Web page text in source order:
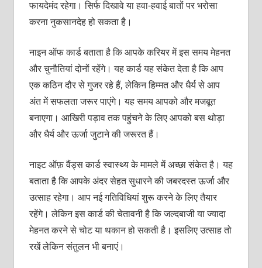
फायदेमंद रहेगा। सिर्फ दिखावे या हवा-हवाई बातों पर भरोसा
करना नुकसानदेह हो सकता है।
नाइन ऑफ कार्ड बताता है कि आपके करियर में इस समय मेहनत
और चुनौतियां दोनों रहेंगे। यह कार्ड यह संकेत देता है कि आप
एक कठिन दौर से गुजर रहे हैं, लेकिन हिम्मत और धैर्य से आप
अंत में सफलता जरूर पाएंगे। यह समय आपको और मजबूत
बनाएगा। आखिरी पड़ाव तक पहुंचने के लिए आपको बस थोड़ा
और धैर्य और ऊर्जा जुटाने की जरूरत हैं।
नाइट ऑफ़ वैंड्स कार्ड स्वास्थ्य के मामले में अच्छा संकेत है। यह
बताता है कि आपके अंदर सेहत सुधारने की जबरदस्त ऊर्जा और
उत्साह रहेगा। आप नई गतिविधियां शुरू करने के लिए तैयार
रहेंगे। लेकिन इस कार्ड की चेतावनी है कि जल्दबाजी या ज्यादा
मेहनत करने से चोट या थकान हो सकती है। इसलिए उत्साह तो
रखें लेकिन संतुलन भी बनाएं।